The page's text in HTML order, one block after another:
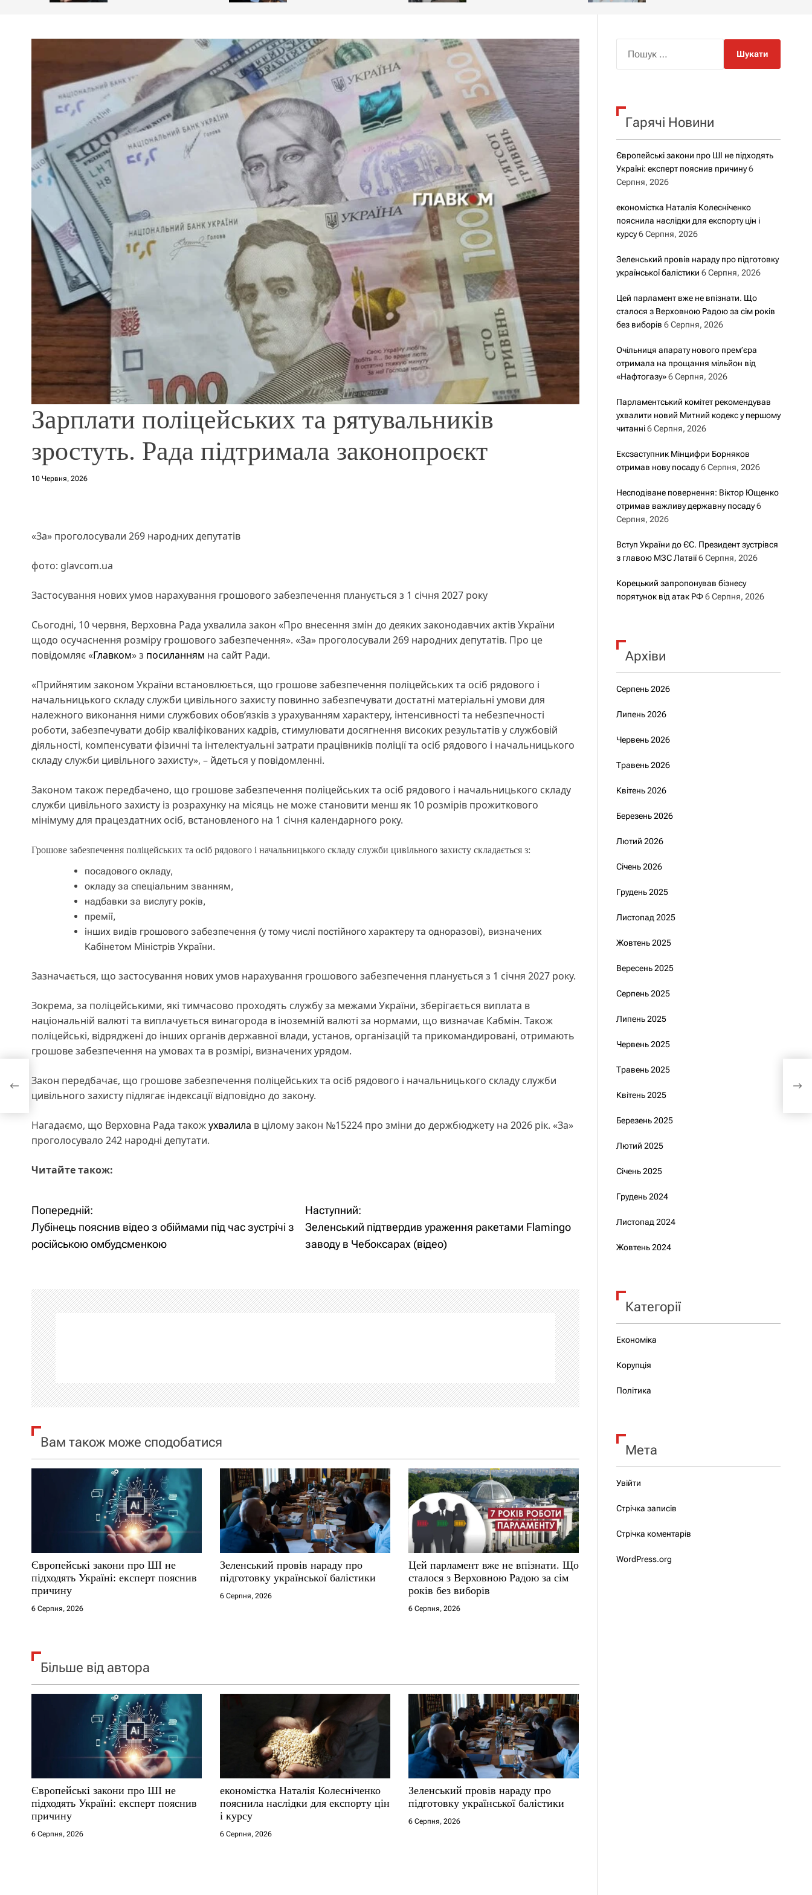
г
Зарплати поліцейських та рятувальників
зростуть. Рада підтримала законопроєкт
10 Червня, 2026
«За» проголосували 269 народних депутатів
фото: glavcom.ua
Застосування нових умов нарахування грошового забезпечення планується з 1 січня 2027 року
Сьогодні, 10 червня, Верховна Рада ухвалила закон «Про внесення змін до деяких законодавчих актів України
щодо осучаснення розміру грошового забезпечення». «За» проголосували 269 народних депутатів. Про це
повідомляє «Главком» з посиланням на сайт Ради.
«Прийнятим законом України встановлюється, що грошове забезпечення поліцейських та осіб рядового і
начальницького складу служби цивільного захисту повинно забезпечувати достатні матеріальні умови для
належного виконання ними службових обов’язків з урахуванням характеру, інтенсивності та небезпечності
роботи, забезпечувати добір кваліфікованих кадрів, стимулювати досягнення високих результатів у службовій
діяльності, компенсувати фізичні та інтелектуальні затрати працівників поліції та осіб рядового і начальницького
складу служби цивільного захисту», – йдеться у повідомленні.
Законом також передбачено, що грошове забезпечення поліцейських та осіб рядового і начальницького складу
служби цивільного захисту із розрахунку на місяць не може становити менш як 10 розмірів прожиткового
мінімуму для працездатних осіб, встановленого на 1 січня календарного року.
Грошове забезпечення поліцейських та осіб рядового і начальницького складу служби цивільного захисту складається з:
посадового окладу,
окладу за спеціальним званням,
надбавки за вислугу років,
премії,
інших видів грошового забезпечення (у тому числі постійного характеру та одноразові), визначених
Кабінетом Міністрів України.
Зазначається, що застосування нових умов нарахування грошового забезпечення планується з 1 січня 2027 року.
Зокрема, за поліцейськими, які тимчасово проходять службу за межами України, зберігається виплата в
національній валюті та виплачується винагорода в іноземній валюті за нормами, що визначає Кабмін. Також
поліцейські, відряджені до інших органів державної влади, установ, організацій та прикомандировані, отримають
грошове забезпечення на умовах та в розмірі, визначених урядом.
Закон передбачає, що грошове забезпечення поліцейських та осіб рядового і начальницького складу служби
цивільного захисту підлягає індексації відповідно до закону.
Нагадаємо, що Верховна Рада такожухвалила в цілому закон №15224 про зміни до держбюджету на 2026 рік. «За»
проголосувало 242 народні депутати.
Читайте також:
Н
а
і
г
а
ц
і
я
а
с
і
в
Попередній:
Лубінець пояснив відео з обіймами під час зустрічі з
російською омбудсменкою
Наступний:
Зеленський підтвердив ураження ракетами Flamingo
заводу в Чебоксарах (відео)
Вам також може сподобатися
Європейські закони про ШІ не
підходять Україні: експерт пояснив
причину
6 Серпня, 2026
Зеленський провів нараду про
підготовку української балістики
6 Серпня, 2026
Цей парламент вже не впізнати. Що
сталося з Верховною Радою за сім
років без виборів
6 Серпня, 2026
Більше від автора
Європейські закони про ШІ не
підходять Україні: експерт пояснив
причину
6 Серпня, 2026
економістка Наталія Колесніченко
пояснила наслідки для експорту цін
і курсу
6 Серпня, 2026
Зеленський провів нараду про
підготовку української балістики
6 Серпня, 2026
к
Гарячі Новини
Європейські закони про ШІ не підходять
Україні: експерт пояснив причину 6
Серпня, 2026
економістка Наталія Колесніченко
пояснила наслідки для експорту цін і
курсу 6 Серпня, 2026
Зеленський провів нараду про підготовку
української балістики 6 Серпня, 2026
Цей парламент вже не впізнати. Що
сталося з Верховною Радою за сім років
без виборів 6 Серпня, 2026
Очільниця апарату нового прем’єра
отримала на прощання мільйон від
«Нафтогазу» 6 Серпня, 2026
Парламентський комітет рекомендував
ухвалити новий Митний кодекс у першому
читанні 6 Серпня, 2026
Ексзаступник Мінцифри Борняков
отримав нову посаду 6 Серпня, 2026
Несподіване повернення: Віктор Ющенко
отримав важливу державну посаду 6
Серпня, 2026
Вступ України до ЄС. Президент зустрівся
з главою МЗС Латвії 6 Серпня, 2026
Корецький запропонував бізнесу
порятунок від атак РФ 6 Серпня, 2026
Архіви
Серпень 2026
Липень 2026
Червень 2026
Травень 2026
Квітень 2026
Березень 2026
Лютий 2026
Січень 2026
Грудень 2025
Листопад 2025
Жовтень 2025
Вересень 2025
Серпень 2025
Липень 2025
Червень 2025
Травень 2025
Квітень 2025
Березень 2025
Лютий 2025
Січень 2025
Грудень 2024
Листопад 2024
Жовтень 2024
Категорії
Економіка
Корупція
Політика
Мета
Увійти
Стрічка записів
Стрічка коментарів
WordPress.org